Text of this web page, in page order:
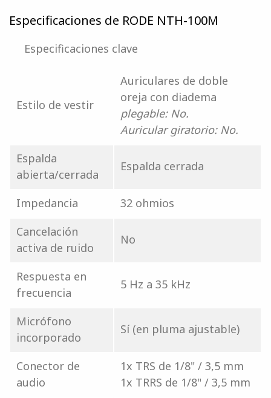
Especificaciones de RODE NTH-100M
Especificaciones clave
Estilo de vestir
Auriculares de doble
oreja con diadema
plegable: No.
Auricular giratorio: No.
Espalda
abierta/cerrada
Espalda cerrada
Impedancia
32 ohmios
Cancelación
activa de ruido
No
Respuesta en
frecuencia
5 Hz a 35 kHz
Micrófono
incorporado
Sí (en pluma ajustable)
Conector de
audio
1x TRS de 1/8" / 3,5 mm
1x TRRS de 1/8" / 3,5 mm